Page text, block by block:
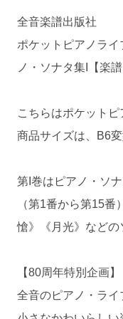
全音楽譜出版社
ポケットピアノラ
ノ・ソナタ集I【楽譜
こちらはポケットピ
商品サイズは、B6
第I巻はピアノ・ソ
（第1番から第15
愴》《月光》などの
【80周年特別企画】
全音のピアノ・ライ